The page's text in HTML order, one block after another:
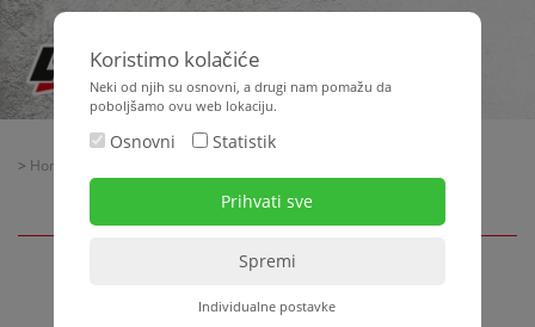
> Home
55 godina EstrichBoy
Koristimo kolačiće
Neki od njih su osnovni, a drugi nam pomažu da
poboljšamo ovu web lokaciju.
Osnovni Statistik
Individualne postavke